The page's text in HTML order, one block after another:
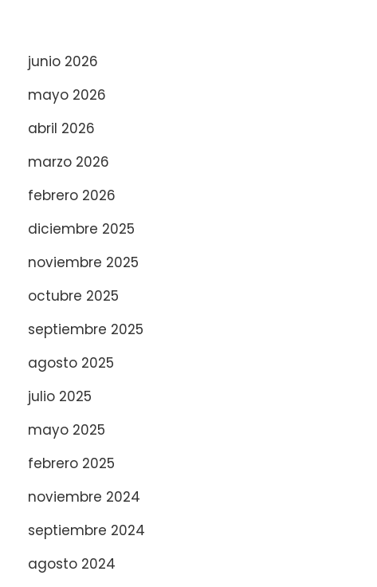
junio 2026
mayo 2026
abril 2026
marzo 2026
febrero 2026
diciembre 2025
noviembre 2025
octubre 2025
septiembre 2025
agosto 2025
julio 2025
mayo 2025
febrero 2025
noviembre 2024
septiembre 2024
agosto 2024